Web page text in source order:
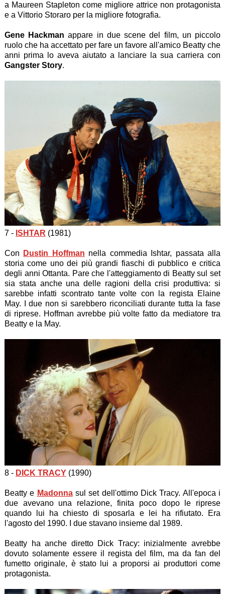
a Maureen Stapleton come migliore attrice non protagonista
e a Vittorio Storaro per la migliore fotografia.
Gene Hackman appare in due scene del film, un piccolo
ruolo che ha accettato per fare un favore all'amico Beatty che
anni prima lo aveva aiutato a lanciare la sua carriera con
Gangster Story.
7 - ISHTAR (1981)
Con Dustin Hoffman nella commedia Ishtar, passata alla
storia come uno dei più grandi fiaschi di pubblico e critica
degli anni Ottanta. Pare che l'atteggiamento di Beatty sul set
sia stata anche una delle ragioni della crisi produttiva: si
sarebbe infatti scontrato tante volte con la regista Elaine
May. I due non si sarebbero riconciliati durante tutta la fase
di riprese. Hoffman avrebbe più volte fatto da mediatore tra
Beatty e la May.
8 - DICK TRACY(1990)
Beatty e Madonnasul set dell'ottimo Dick Tracy. All'epoca i
due avevano una relazione, finita poco dopo le riprese
quando lui ha chiesto di sposarla e lei ha rifiutato. Era
l'agosto del 1990. I due stavano insieme dal 1989.
Beatty ha anche diretto Dick Tracy: inizialmente avrebbe
dovuto solamente essere il regista del film, ma da fan del
fumetto originale, è stato lui a proporsi ai produttori come
protagonista.